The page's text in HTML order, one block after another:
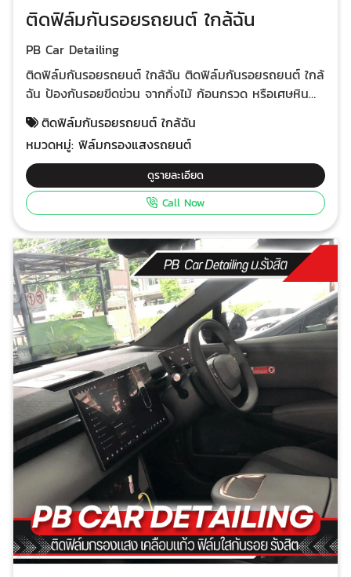
ติดฟิล์มกันรอยรถยนต์ ใกล้ฉัน
PB Car Detailing
ติดฟิล์มกันรอยรถยนต์ ใกล้ฉัน ติดฟิล์มกันรอยรถยนต์ ใกล้
ฉัน ป้องกันรอยขีดข่วน จากกิ่งไม้ ก้อนกรวด หรือเศษหิน
ช่วยให้สีรถของคุณดูใหม่เสมอ ทนทานต่อสภาพอากาศ ไม่
ซีดเหลือง ไม่แตก ไม่ลอก เพิ่มความเงางาม ทำให้สีรถดู
สดใส ง่ายต่อการทำความสะอาด คราบสกปรกต่างๆ เช่น
ยางมะตอย หรือแมลง จะหลุดออกได้ง่าย มีฟิล์มกันรอยให้
เลือกหลากหลายแบบ ฟิล์มใส เหมาะสำหรับผู้ที่ต้องการ
ความใสสูงสุด ฟิล์มสี มีให้เลือกหลากหลายสี เพื่อเพิ่มความ
ของคุณได้อย่างครอบคลุม ฟิล์มกันรอยเฉพาะจุด ปกป้อง
เฉพาะส่วนที่ต้องการ เช่น ฝากระโปรงหน้า กันชน ช่างผู้
ชำนาญ มีประสบการณ์ในการติดตั้งฟิล์มมานาน วัสดุ
คุณภาพสูง ใช้ฟิล์มที่มีคุณภาพดี บริการรวดเร็ว เสร็จงาน
ภายในระยะเวลาอันสั้น ราคาเป็นกันเอง มีโปรโมชั่นให้เลือก
มากมาย
ติดฟิล์มกันรอยรถยนต์ ใกล้ฉัน
หมวดหมู่:ฟิล์มกรองแสงรถยนต์
ดูรายละเอียด
Call Now